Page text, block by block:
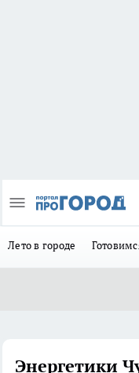
Лето в городе
Энергетики